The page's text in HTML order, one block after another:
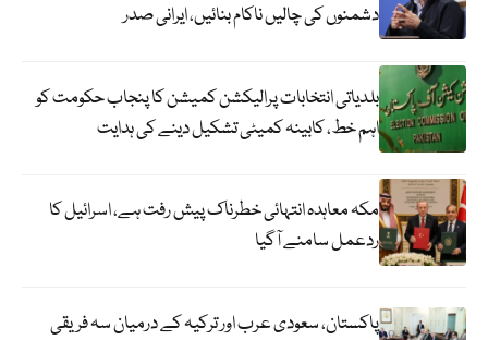
دشمنوں کی چالیں ناکام بنائیں، ایرانی صدر
بلدیاتی انتخابات پرالیکشن کمیشن کا پنجاب حکومت کو
اہم خط، کابینہ کمیٹی تشکیل دینے کی ہدایت
مکہ معاہدہ انتہائی خطرناک پیش رفت ہے، اسرائیل کا
ردعمل سامنے آگیا
پاکستان، سعودی عرب اور ترکیہ کے درمیان سہ فریقی